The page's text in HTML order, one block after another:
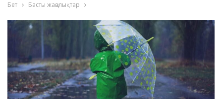
Бет Басты жаңалықтар